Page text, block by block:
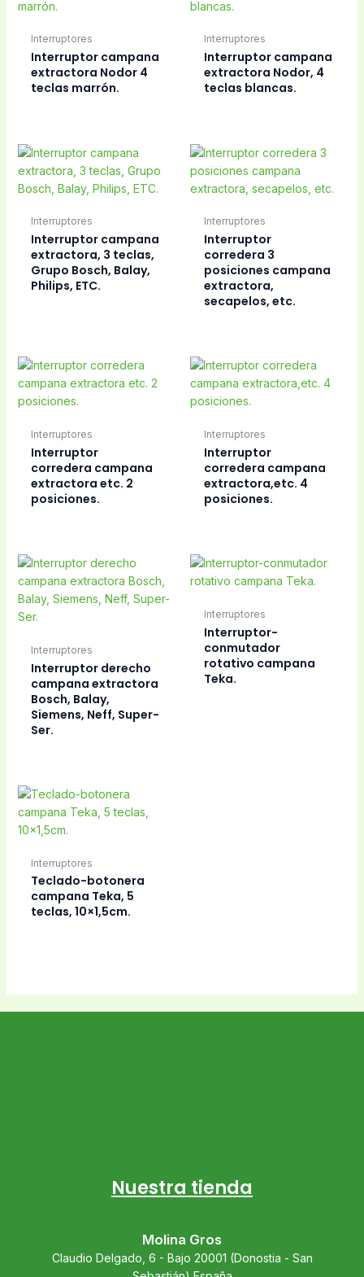
Interruptores
Interruptor campana
extractora Nodor 4
teclas marrón.
Interruptores
Interruptor campana
extractora Nodor, 4
teclas blancas.
Interruptores
Interruptor campana
extractora, 3 teclas,
Grupo Bosch, Balay,
Philips, ETC.
Interruptores
Interruptor
corredera 3
posiciones campana
extractora,
secapelos, etc.
Interruptores
Interruptor
corredera campana
extractora etc. 2
posiciones.
Interruptores
Interruptor
corredera campana
extractora,etc. 4
posiciones.
Interruptores
Interruptor derecho
campana extractora
Bosch, Balay,
Siemens, Neff, Super-
Ser.
Interruptores
Interruptor-
conmutador
rotativo campana
Teka.
Interruptores
Teclado-botonera
campana Teka, 5
teclas, 10×1,5cm.
Nuestra tienda
Molina Gros
Claudio Delgado, 6 - Bajo 20001 (Donostia - San